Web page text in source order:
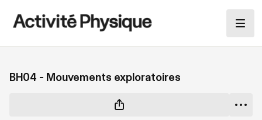
BH04 - Mouvements exploratoires